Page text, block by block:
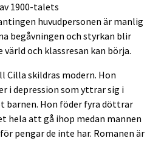
1900-talets
huvudpersonen är manlig
begåvningen och styrkan blir
och klassresan kan börja.
Cilla skildras modern. Hon
i depression som yttrar sig i
barnen. Hon föder fyra döttrar
hela att gå ihop medan mannen
pengar de inte har. Romanen är